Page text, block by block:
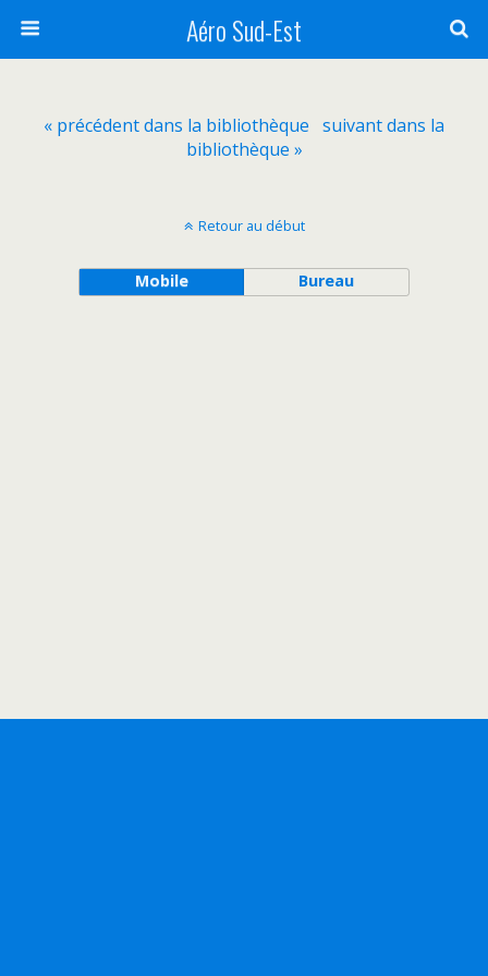
Aéro Sud-Est
« précédent dans la bibliothèque suivant dans la
bibliothèque »
Retour au début
Mobile Bureau